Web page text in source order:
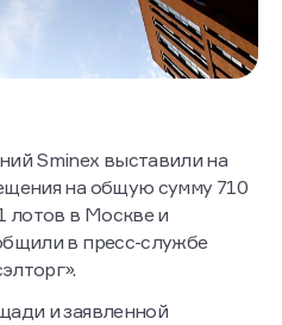
Sminex выставили на
на общую сумму 710
лотов в Москве и
в пресс-службе
и заявленной